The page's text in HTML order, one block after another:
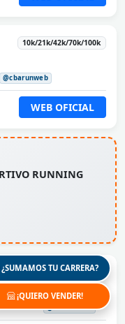
¿SUMAMOS TU CARRERA?
¡QUIERO VENDER!
10k/21k/42k/70k/100k
@cbarunweb
WEB OFICIAL
RUNNING
50k/37k/24k/15k/8k
TRAIL
@cbarunweb